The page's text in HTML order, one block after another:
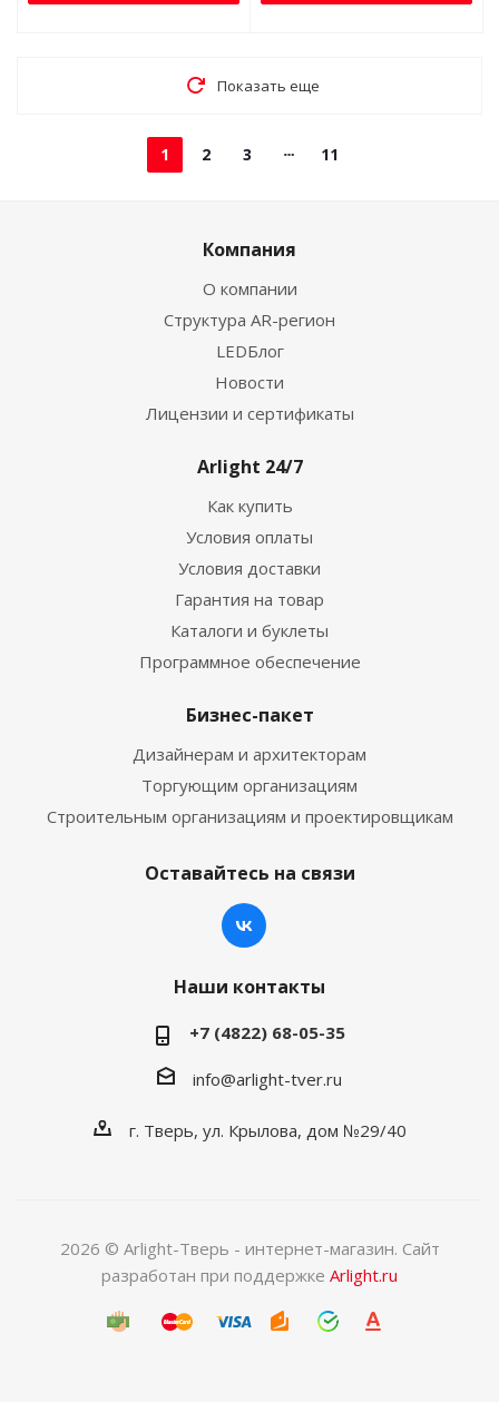
Показать еще
1 2 3 11
Компания
О компании
Структура AR-регион
LEDБлог
Новости
Лицензии и сертификаты
Arlight 24/7
Как купить
Условия оплаты
Условия доставки
Гарантия на товар
Каталоги и буклеты
Программное обеспечение
Бизнес-пакет
Дизайнерам и архитекторам
Торгующим организациям
Строительным организациям и проектировщикам
Оставайтесь на связи
Наши контакты
+7 (4822) 68-05-35
info@arlight-tver.ru
г. Тверь, ул. Крылова, дом №29/40
2026 © Arlight-Тверь - интернет-магазин. Сайт
разработан при поддержке Arlight.ru